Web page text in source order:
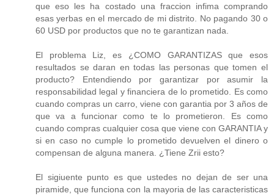
que eso les ha costado una fraccion infima comprando
esas yerbas en el mercado de mi distrito. No pagando 30 o
60 USD por productos que no te garantizan nada.
El problema Liz, es ¿COMO GARANTIZAS que esos
resultados se daran en todas las personas que tomen el
producto? Entendiendo por garantizar por asumir la
responsabilidad legal y financiera de lo prometido. Es como
cuando compras un carro, viene con garantia por 3 años de
que va a funcionar como te lo prometieron. Es como
cuando compras cualquier cosa que viene con GARANTIA y
si en caso no cumple lo prometido devuelven el dinero o
compensan de alguna manera. ¿Tiene Zrii esto?
El sigiuente punto es que ustedes no dejan de ser una
piramide, que funciona con la mayoria de las caracteristicas